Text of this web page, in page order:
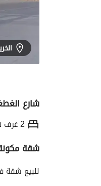
شارع
2 غرف نوم
شقة مكونة
للبيع شقة في مشروع ريزي